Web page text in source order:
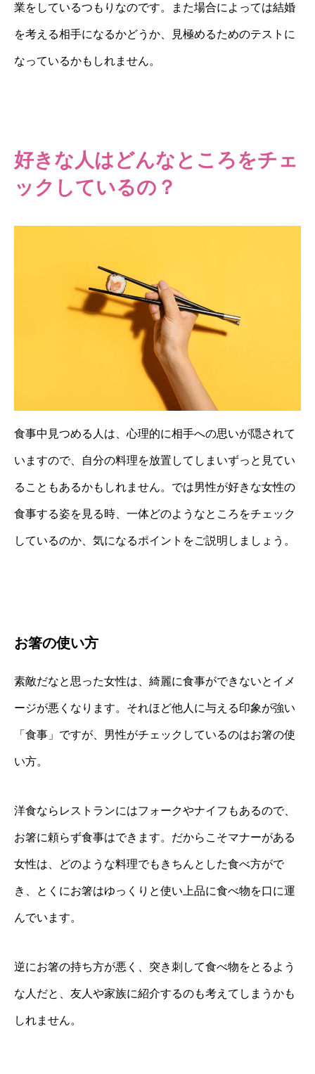
業をしているつもりなのです。また場合によっては結婚
を考える相手になるかどうか、見極めるためのテストに
なっているかもしれません。
好きな人はどんなところをチェ
ックしているの？
食事中見つめる人は、心理的に相手への思いが隠されて
いますので、自分の料理を放置してしまいずっと見てい
ることもあるかもしれません。では男性が好きな女性の
食事する姿を見る時、一体どのようなところをチェック
しているのか、気になるポイントをご説明しましょう。
お箸の使い方
素敵だなと思った女性は、綺麗に食事ができないとイメ
ージが悪くなります。それほど他人に与える印象が強い
「食事」ですが、男性がチェックしているのはお箸の使
い方。
洋食ならレストランにはフォークやナイフもあるので、
お箸に頼らず食事はできます。だからこそマナーがある
女性は、どのような料理でもきちんとした食べ方がで
き、とくにお箸はゆっくりと使い上品に食べ物を口に運
んでいます。
逆にお箸の持ち方が悪く、突き刺して食べ物をとるよう
な人だと、友人や家族に紹介するのも考えてしまうかも
しれません。